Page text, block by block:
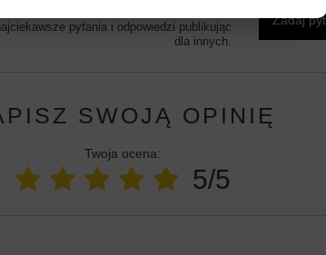
pytania i odpowiedzi publikując
dla innych.
Zadaj
SWOJĄ OPINIĘ
Twoja ocena:
5/5